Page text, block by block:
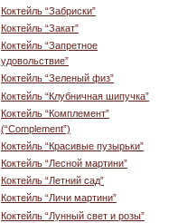
Коктейль “Забриски”
Коктейль “Закат”
Коктейль “Запретное
удовольствие”
Коктейль “Зеленый физ”
Коктейль “Клубничная шипучка”
Коктейль “Комплемент”
(“Complement”)
Коктейль “Красивые пузырьки”
Коктейль “Лесной мартини”
Коктейль “Летний сад”
Коктейль “Личи мартини”
Коктейль “Лунный свет и розы”